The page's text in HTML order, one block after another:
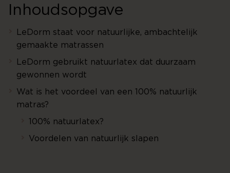
Inhoudsopgave
LeDorm staat voor natuurlijke, ambachtelijk
gemaakte matrassen
LeDorm gebruikt natuurlatex dat duurzaam
gewonnen wordt
Wat is het voordeel van een 100% natuurlijk
matras?
100% natuurlatex?
Voordelen van natuurlijk slapen